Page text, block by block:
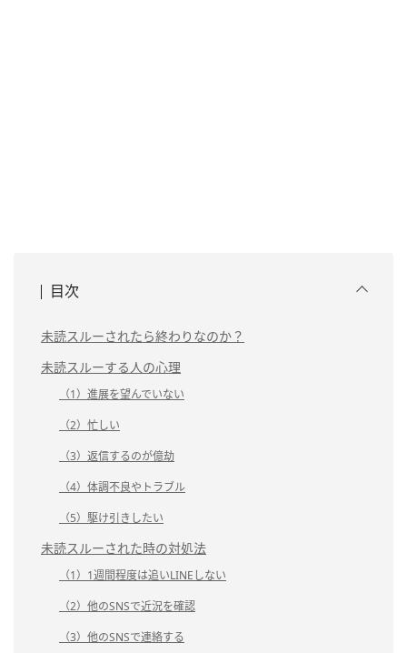
目次
未読スルーされたら終わりなのか？
未読スルーする人の心理
（1）進展を望んでいない
（2）忙しい
（3）返信するのが億劫
（4）体調不良やトラブル
（5）駆け引きしたい
未読スルーされた時の対処法
（1）1週間程度は追いLINEしない
（2）他のSNSで近況を確認
（3）他のSNSで連絡する